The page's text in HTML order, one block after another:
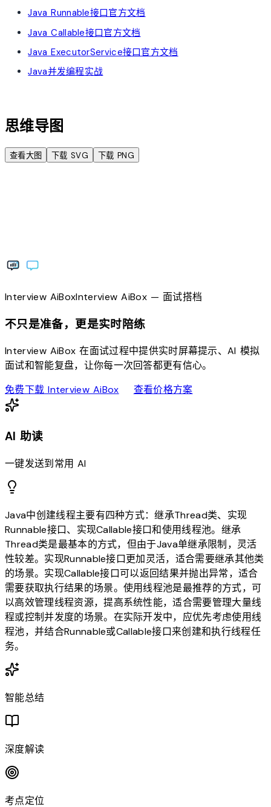
Java Runnable接口官方文档
Java Callable接口官方文档
Java ExecutorService接口官方文档
Java并发编程实战
思维导图
查看大图 下载 SVG 下载 PNG
Interview AiBoxInterviewAiBox— 面试搭档
不只是准备，更是实时陪练
Interview AiBox 在面试过程中提供实时屏幕提示、AI 模拟
面试和智能复盘，让你每一次回答都更有信心。
免费下载 Interview AiBoxdownload查看价格方案sell
AI 助读
一键发送到常用 AI
Java中创建线程主要有四种方式：继承Thread类、实现
Runnable接口、实现Callable接口和使用线程池。继承
Thread类是最基本的方式，但由于Java单继承限制，灵活
性较差。实现Runnable接口更加灵活，适合需要继承其他类
的场景。实现Callable接口可以返回结果并抛出异常，适合
需要获取执行结果的场景。使用线程池是最推荐的方式，可
以高效管理线程资源，提高系统性能，适合需要管理大量线
程或控制并发度的场景。在实际开发中，应优先考虑使用线
程池，并结合Runnable或Callable接口来创建和执行线程任
务。
智能总结
深度解读
考点定位